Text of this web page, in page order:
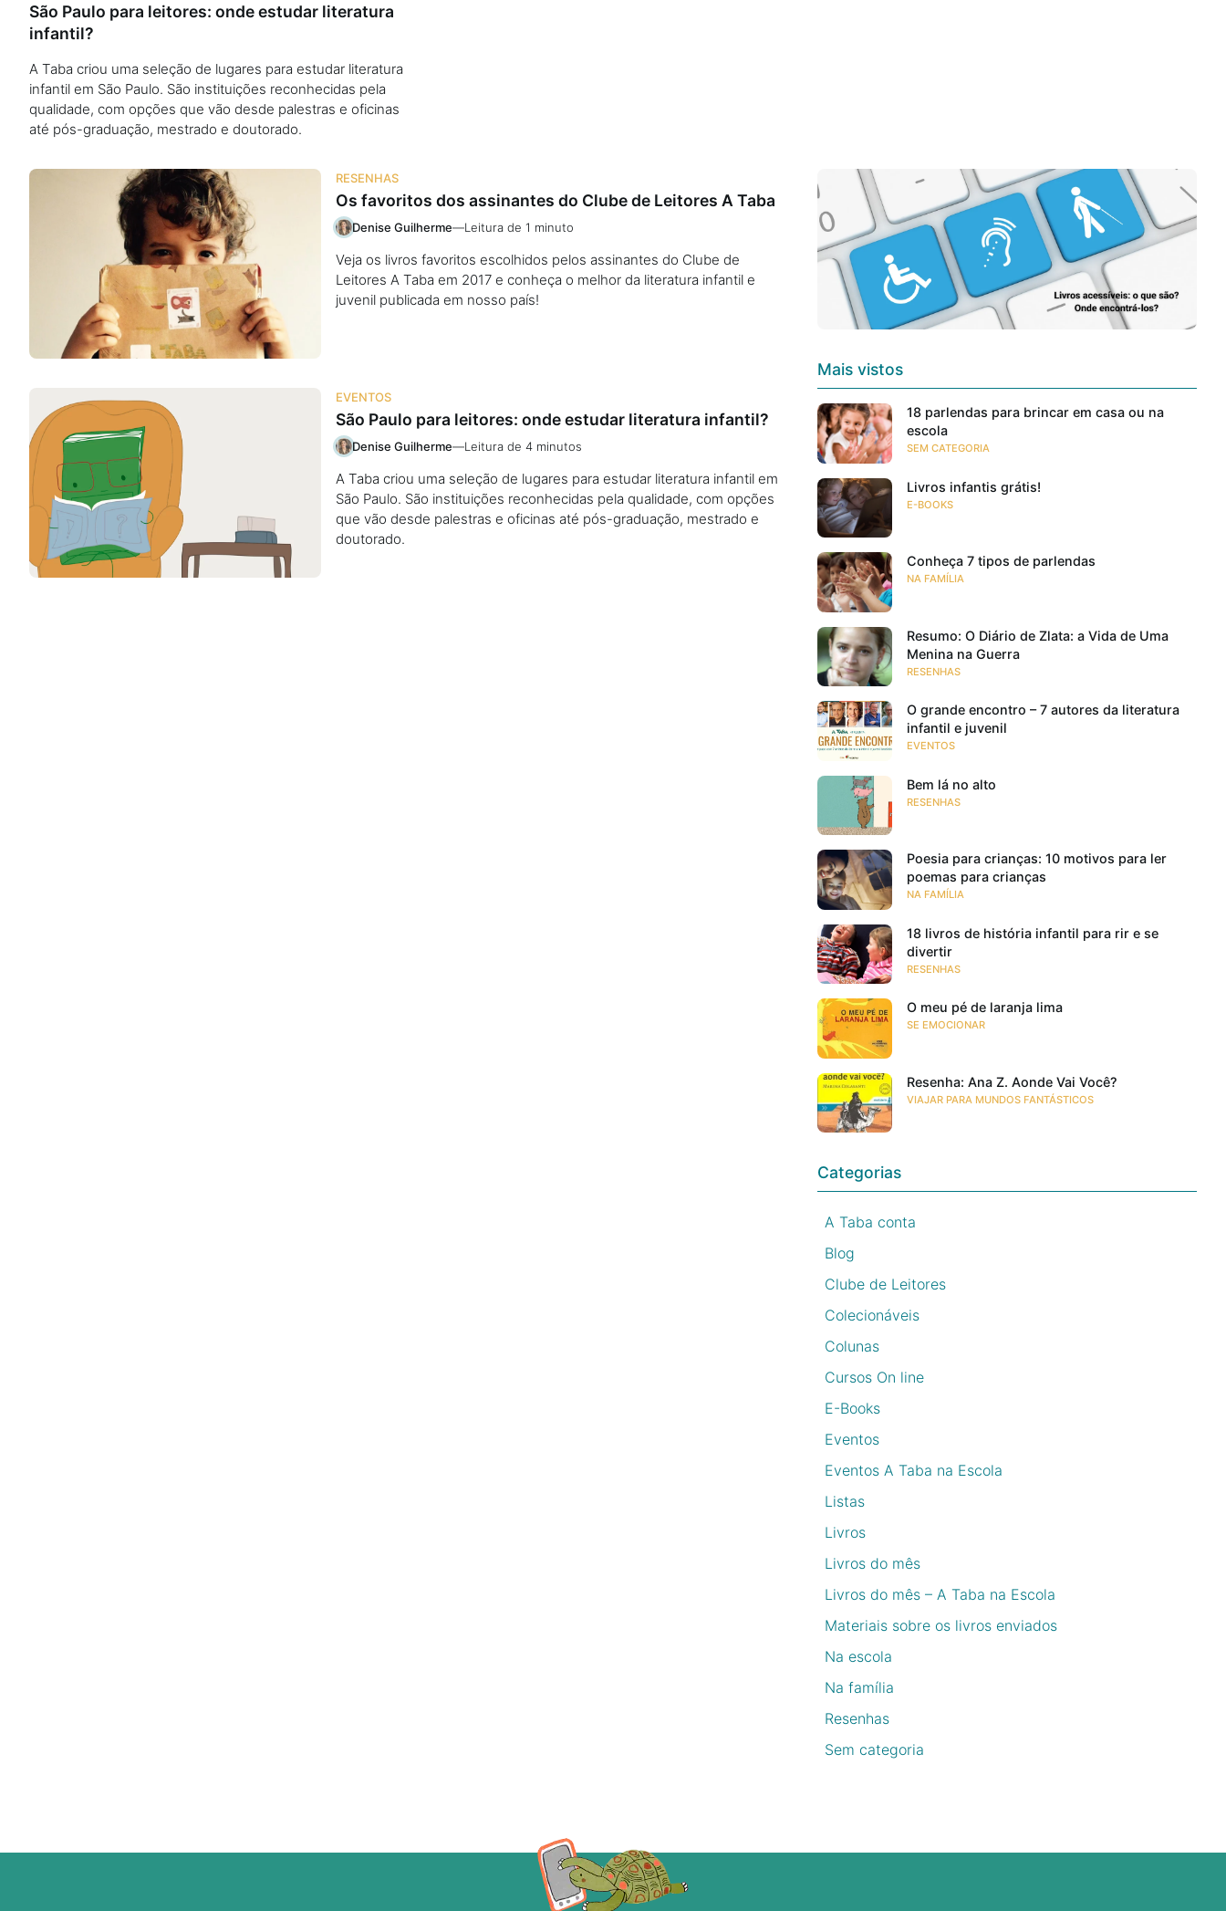
Taba na Escola
São Paulo para leitores: onde estudar literatura
infantil?
A Taba criou uma seleção de lugares para estudar literatura
infantil em São Paulo. São instituições reconhecidas pela
qualidade, com opções que vão desde palestras e oficinas
até pós-graduação, mestrado e doutorado.
RESENHAS
Os favoritos dos assinantes do Clube de Leitores A Taba
Denise Guilherme—Leitura de 1 minuto
Veja os livros favoritos escolhidos pelos assinantes do Clube de
Leitores A Taba em 2017 e conheça o melhor da literatura infantil e
juvenil publicada em nosso país!
EVENTOS
São Paulo para leitores: onde estudar literatura infantil?
Denise Guilherme—Leitura de 4 minutos
A Taba criou uma seleção de lugares para estudar literatura infantil em
São Paulo. São instituições reconhecidas pela qualidade, com opções
que vão desde palestras e oficinas até pós-graduação, mestrado e
doutorado.
Mais vistos
18 parlendas para brincar em casa ou na
escola
SEM CATEGORIA
Livros infantis grátis!
E-BOOKS
Conheça 7 tipos de parlendas
NA FAMÍLIA
Resumo: O Diário de Zlata: a Vida de Uma
Menina na Guerra
RESENHAS
O grande encontro – 7 autores da literatura
infantil e juvenil
EVENTOS
Bem lá no alto
RESENHAS
Poesia para crianças: 10 motivos para ler
poemas para crianças
NA FAMÍLIA
18 livros de história infantil para rir e se
divertir
RESENHAS
O meu pé de laranja lima
SE EMOCIONAR
Resenha: Ana Z. Aonde Vai Você?
VIAJAR PARA MUNDOS FANTÁSTICOS
Categorias
A Taba conta
Blog
Clube de Leitores
Colecionáveis
Colunas
Cursos On line
E-Books
Eventos
Eventos A Taba na Escola
Listas
Livros
Livros do mês
Livros do mês – A Taba na Escola
Materiais sobre os livros enviados
Na escola
Na família
Resenhas
Sem categoria